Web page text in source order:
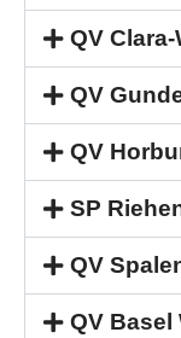
QV
QV
QV
SP
QV
QV Basel